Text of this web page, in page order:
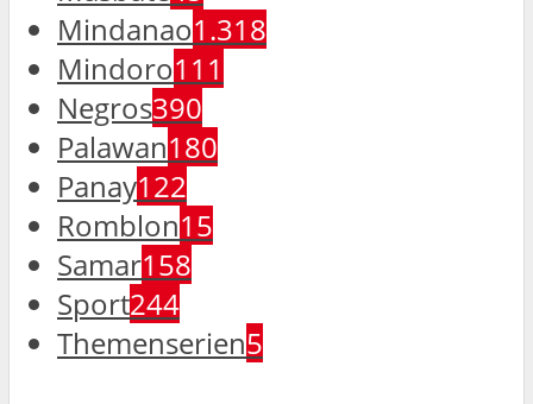
Mindanao1.318
Mindoro111
Negros390
Palawan180
Panay122
Romblon15
Samar158
Sport244
Themenserien5